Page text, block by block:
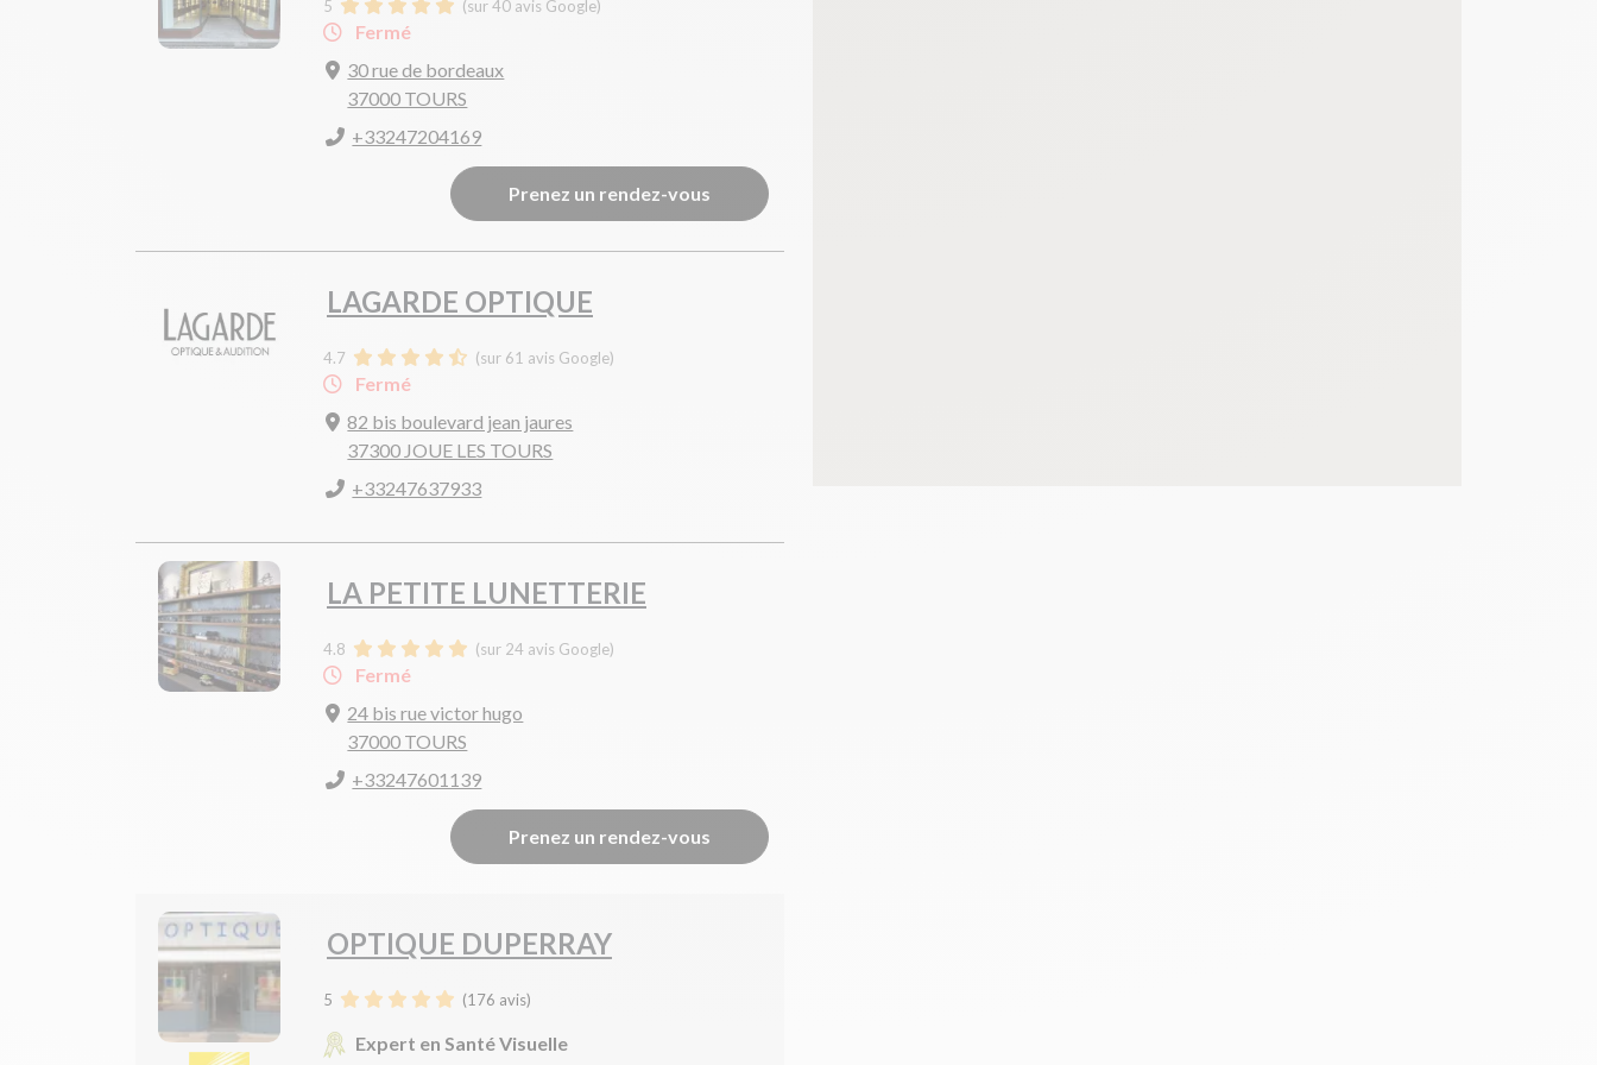
5 (sur 40 avis Google)
Fermé
30 rue de bordeaux
37000 TOURS
+33247204169
Prenez un rendez-vous
LAGARDE OPTIQUE
4.7 (sur 61 avis Google)
Fermé
82 bis boulevard jean jaures
37300 JOUE LES TOURS
+33247637933
LA PETITE LUNETTERIE
4.8 (sur 24 avis Google)
Fermé
24 bis rue victor hugo
37000 TOURS
+33247601139
Prenez un rendez-vous
OPTIQUE DUPERRAY
5 (176 avis)
Expert en Santé Visuelle